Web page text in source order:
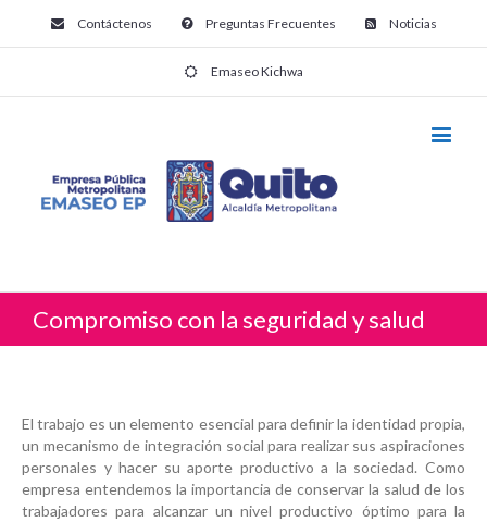
Contáctenos Preguntas Frecuentes Noticias
Emaseo Kichwa
Compromiso con la seguridad y salud
El trabajo es un elemento esencial para definir la identidad propia,
un mecanismo de integración social para realizar sus aspiraciones
personales y hacer su aporte productivo a la sociedad. Como
empresa entendemos la importancia de conservar la salud de los
trabajadores para alcanzar un nivel productivo óptimo para la